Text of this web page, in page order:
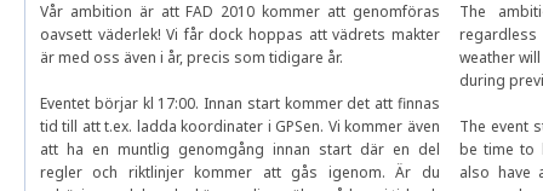
Vår ambition är att FAD 2010 kommer att genomföras
oavsett väderlek! Vi får dock hoppas att vädrets makter
är med oss även i år, precis som tidigare år.
Eventet börjar kl 17:00. Innan start kommer det att finnas
tid till att t.ex. ladda koordinater i GPSen. Vi kommer även
att ha en muntlig genomgång innan start där en del
regler och riktlinjer kommer att gås igenom. Är du
The
regardless
weather
during
The event
be time to
also have